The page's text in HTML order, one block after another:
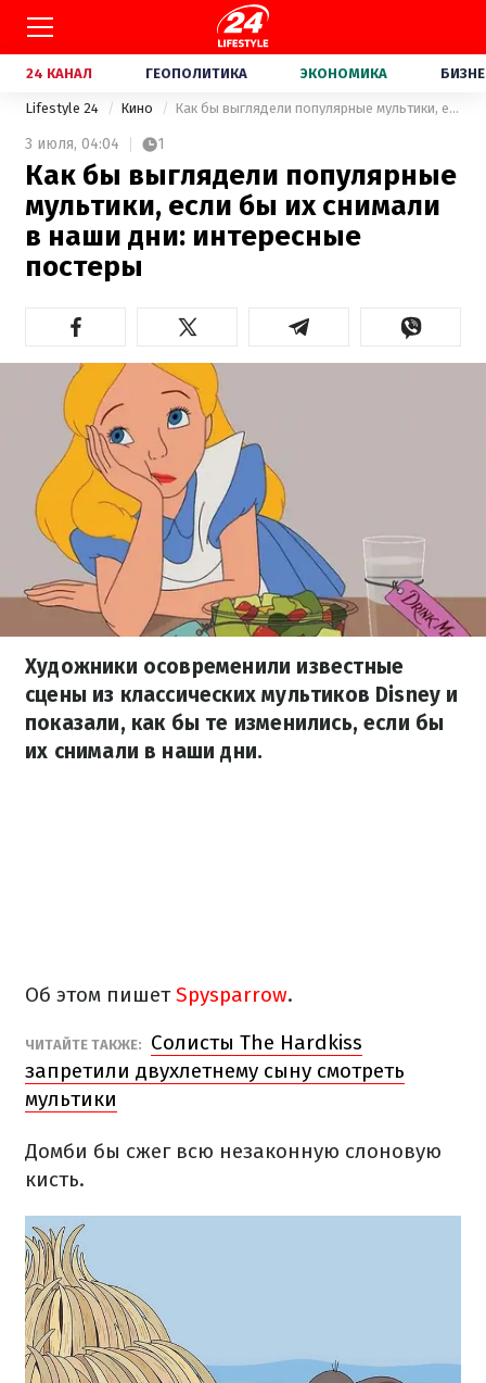
24 КАНАЛ ГЕОПОЛИТИКА ЭКОНОМИКА
Lifestyle 24 Кино Как бы выглядели популярные мультики, если бы их снимали в наши дни: интересные постеры
3 июля, 04:04 1
Как бы выглядели популярные
мультики, если бы их снимали
в наши дни: интересные
постеры
Художники осовременили известные
сцены из классических мультиков Disney и
показали, как бы те изменились, если бы
их снимали в наши дни.
Об этом пишетSpysparrow.
ЧИТАЙТЕ ТАКЖЕ:
Солисты The Hardkiss
запретили двухлетнему сыну смотреть
мультики
Домби бы сжег всю незаконную слоновую
кисть.